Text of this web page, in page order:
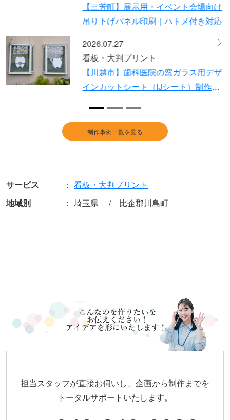
【草加市】賃貸物件名のステンレス切
り文字制作と設置事例 デザインから
2026.07.13
看板・大判プリント
保育施設の壁面看板リニューアル製
作・施工事例｜既存撤去からデータ支
Previous
制作事例一覧を見る
サービス
看板・大判プリント
地域別
埼玉県 比企郡川島町
担当スタッフが直接お伺いし、企画から制作までを
トータルサポートいたします。